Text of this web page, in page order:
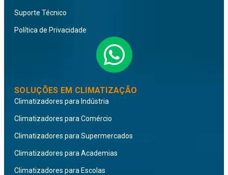
Suporte Técnico
Política de Privacidade
SOLUÇÕES EM CLIMATIZAÇÃO
Climatizadores para Indústria
Climatizadores para Comércio
Climatizadores para Supermercados
Climatizadores para Academias
Climatizadores para Escolas